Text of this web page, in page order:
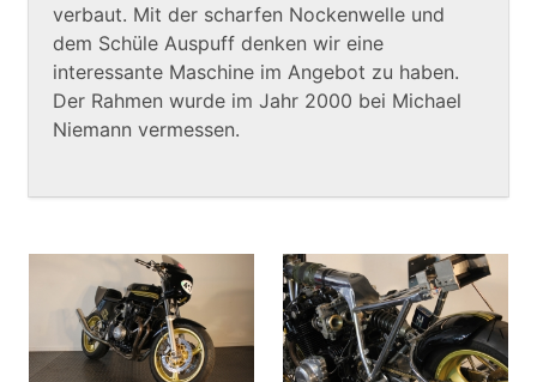
verbaut. Mit der scharfen Nockenwelle und
dem Schüle Auspuff denken wir eine
interessante Maschine im Angebot zu haben.
Der Rahmen wurde im Jahr 2000 bei Michael
Niemann vermessen.